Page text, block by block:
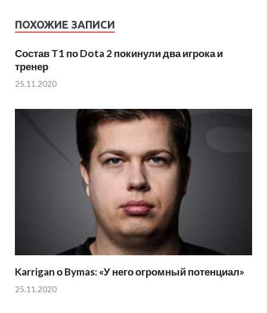
ПОХОЖИЕ ЗАПИСИ
Состав T1 по Dota 2 покинули два игрока и
тренер
25.11.2020
Karrigan о Bymas: «У него огромный потенциал»
25.11.2020